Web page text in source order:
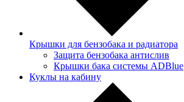
Крышки для бензобака и радиатора
Защита бензобака антислив
Крышки бака системы ADBlue
Куклы на кабину